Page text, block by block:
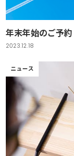
年末年始のご予
2023.12.18
ニュース